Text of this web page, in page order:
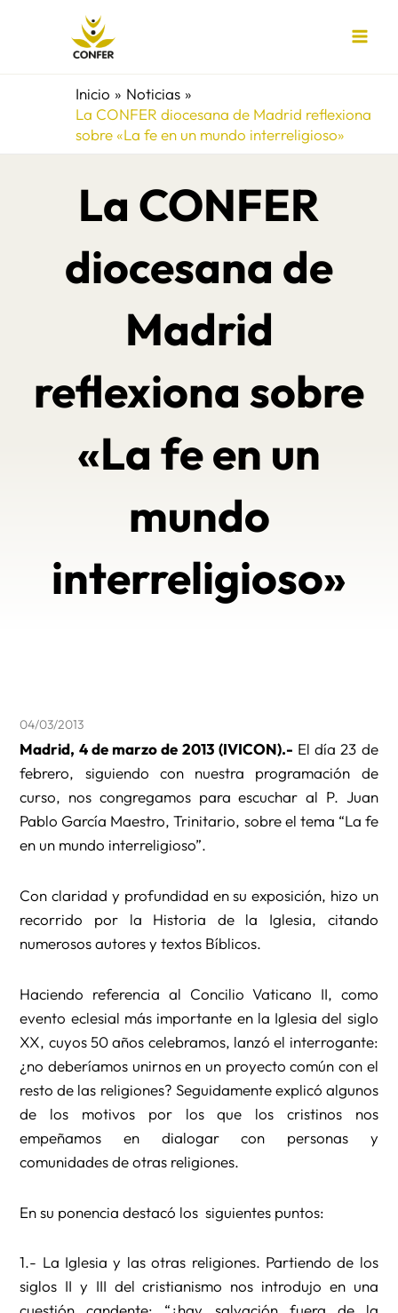
Inicio
Noticias
La CONFER diocesana de Madrid reflexiona
sobre «La fe en un mundo interreligioso»
La CONFER
diocesana de
Madrid
reflexiona sobre
«La fe en un
mundo
interreligioso»
04/03/2013
Madrid, 4 de marzo de 2013 (IVICON).- El día 23 de
febrero, siguiendo con nuestra programación de
curso, nos congregamos para escuchar al P. Juan
Pablo García Maestro, Trinitario, sobre el tema “La fe
en un mundo interreligioso”.
Con claridad y profundidad en su exposición, hizo un
recorrido por la Historia de la Iglesia, citando
numerosos autores y textos Bíblicos.
Haciendo referencia al Concilio Vaticano II, como
evento eclesial más importante en la Iglesia del siglo
XX, cuyos 50 años celebramos, lanzó el interrogante:
¿no deberíamos unirnos en un proyecto común con el
resto de las religiones? Seguidamente explicó algunos
de los motivos por los que los cristinos nos
empeñamos en dialogar con personas y
comunidades de otras religiones.
En su ponencia destacó los siguientes puntos:
1.- La Iglesia y las otras religiones. Partiendo de los
siglos II y III del cristianismo nos introdujo en una